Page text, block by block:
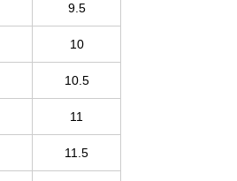
9.5
10
10.5
11
11.5